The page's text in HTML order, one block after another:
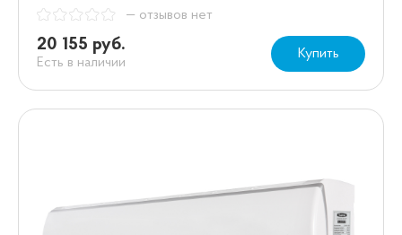
— отзывов нет
20 155 руб.
Есть в наличии
Купить